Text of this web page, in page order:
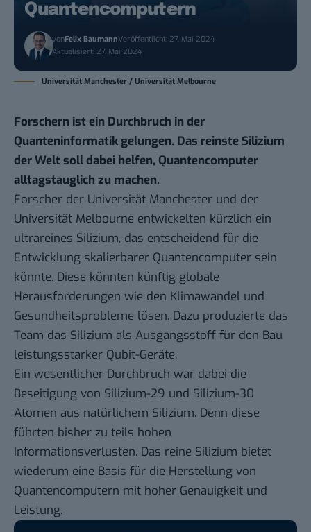
Quantencomputern
vonFelix BaumannVeröffentlicht: 27. Mai 2024
Aktualisiert: 27. Mai 2024
Universität Manchester / Universität Melbourne
Forschern ist ein Durchbruch in der
Quanteninformatik gelungen. Das reinste Silizium
der Welt soll dabei helfen, Quantencomputer
alltagstauglich zu machen.
Forscher der Universität Manchester und der
Universität Melbourne entwickelten kürzlich ein
ultrareines Silizium, das entscheidend für die
Entwicklung skalierbarer Quantencomputer sein
könnte. Diese könnten künftig globale
Herausforderungen wie den Klimawandel und
Gesundheitsprobleme lösen. Dazu produzierte das
Team das Silizium als Ausgangsstoff für den Bau
leistungsstarker Qubit-Geräte.
Ein wesentlicher Durchbruch war dabei die
Beseitigung von Silizium-29 und Silizium-30
Atomen aus natürlichem Silizium. Denn diese
führten bisher zu teils hohen
Informationsverlusten. Das reine Silizium bietet
wiederum eine Basis für die Herstellung von
Quantencomputern mit hoher Genauigkeit und
Leistung.